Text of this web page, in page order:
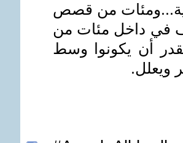
من قصص
في داخل مئات من
أن يكونوا وسط
ويعلل.